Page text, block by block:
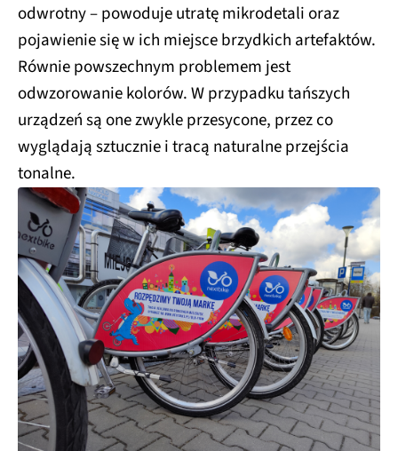
odwrotny – powoduje utratę mikrodetali oraz
pojawienie się w ich miejsce brzydkich artefaktów.
Równie powszechnym problemem jest
odwzorowanie kolorów. W przypadku tańszych
urządzeń są one zwykle przesycone, przez co
wyglądają sztucznie i tracą naturalne przejścia
tonalne.